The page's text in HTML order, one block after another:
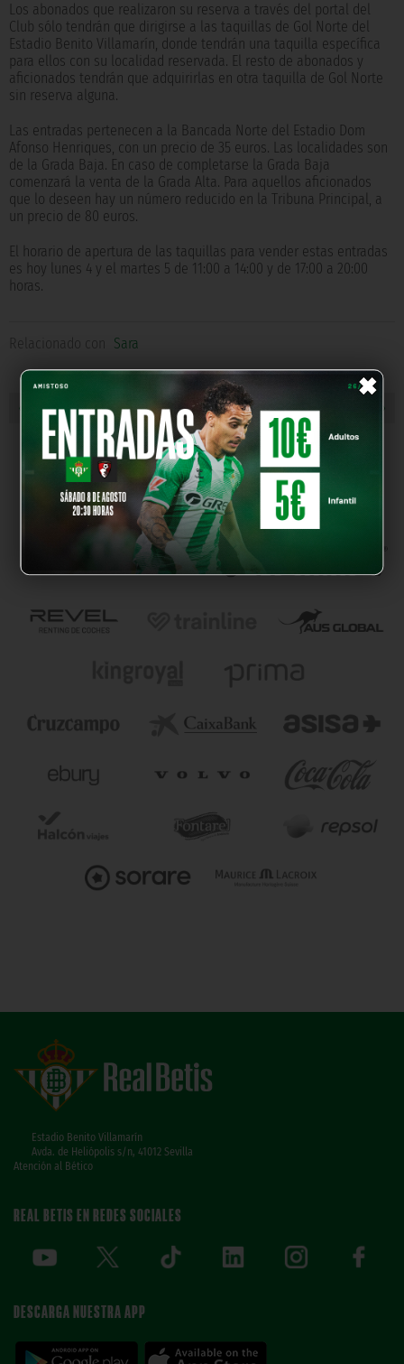
×
Los abonados que realizaron su reserva a través del portal del
Club sólo tendrán que dirigirse a las taquillas de Gol Norte del
Estadio Benito Villamarín, donde tendrán una taquilla específica
para ellos con su localidad reservada. El resto de abonados y
aficionados tendrán que adquirirlas en otra taquilla de Gol Norte
sin reserva alguna.
Las entradas pertenecen a la Bancada Norte del Estadio Dom
Afonso Henriques, con un precio de 35 euros. Las localidades son
de la Grada Baja. En caso de completarse la Grada Baja
comenzará la venta de la Grada Alta. Para aquellos aficionados
que lo deseen hay un número reducido en la Tribuna Principal, a
un precio de 80 euros.
El horario de apertura de las taquillas para vender estas entradas
es hoy lunes 4 y el martes 5 de 11:00 a 14:00 y de 17:00 a 20:00
horas.
Relacionado con Sara
« NOTICIA ANTERIOR NOTICIA SIGUIENTE »
NUESTROS PARTNERS
Estadio Benito Villamarín
Avda. de Heliópolis s/n, 41012 Sevilla
Atención al Bético
REAL BETIS EN REDES SOCIALES
DESCARGA NUESTRA APP